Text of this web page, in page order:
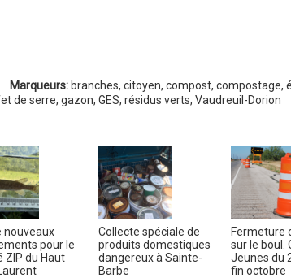
Marqueurs: branches, citoyen, compost, compostage,
de serre, gazon, GES, résidus verts, Vaudreuil-Dorion
nouveaux
pour le
ZIP du Haut
Collecte spéciale de
produits domestiques
dangereux à Sainte-
Barbe
Fermeture
sur le boul.
Jeunes du
fin octobre